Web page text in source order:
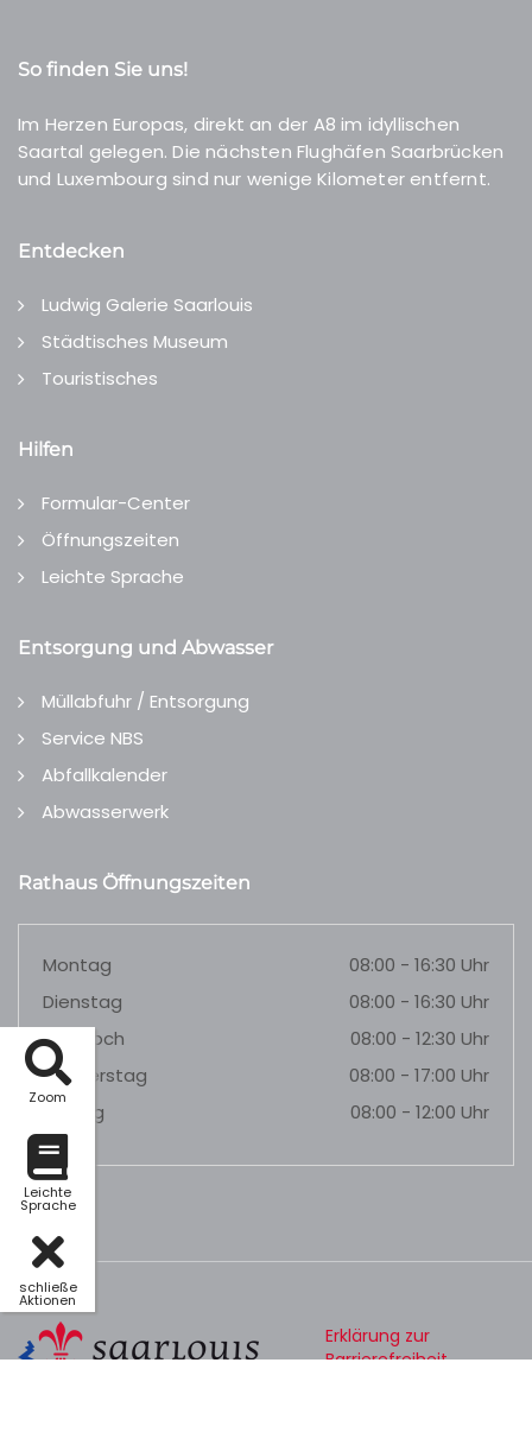
Zoom
Leichte
Sprache
schließe
Aktionen
So finden Sie uns!
Im Herzen Europas, direkt an der A8 im idyllischen
Saartal gelegen. Die nächsten Flughäfen Saarbrücken
und Luxembourg sind nur wenige Kilometer entfernt.
Entdecken
Ludwig Galerie Saarlouis
Städtisches Museum
Touristisches
Hilfen
Formular-Center
Öffnungszeiten
Leichte Sprache
Entsorgung und Abwasser
Müllabfuhr / Entsorgung
Service NBS
Abfallkalender
Abwasserwerk
Rathaus Öffnungszeiten
Montag
08:00 - 16:30 Uhr
Dienstag
08:00 - 16:30 Uhr
Mittwoch
08:00 - 12:30 Uhr
Donnerstag
08:00 - 17:00 Uhr
Freitag
08:00 - 12:00 Uhr
Erklärung zur
Barrierefreiheit